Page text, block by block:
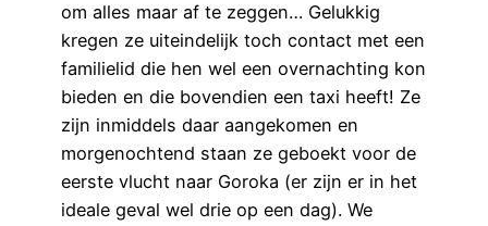
om alles maar af te zeggen… Gelukkig
kregen ze uiteindelijk toch contact met een
familielid die hen wel een overnachting kon
bieden en die bovendien een taxi heeft! Ze
zijn inmiddels daar aangekomen en
morgenochtend staan ze geboekt voor de
eerste vlucht naar Goroka (er zijn er in het
ideale geval wel drie op een dag). We